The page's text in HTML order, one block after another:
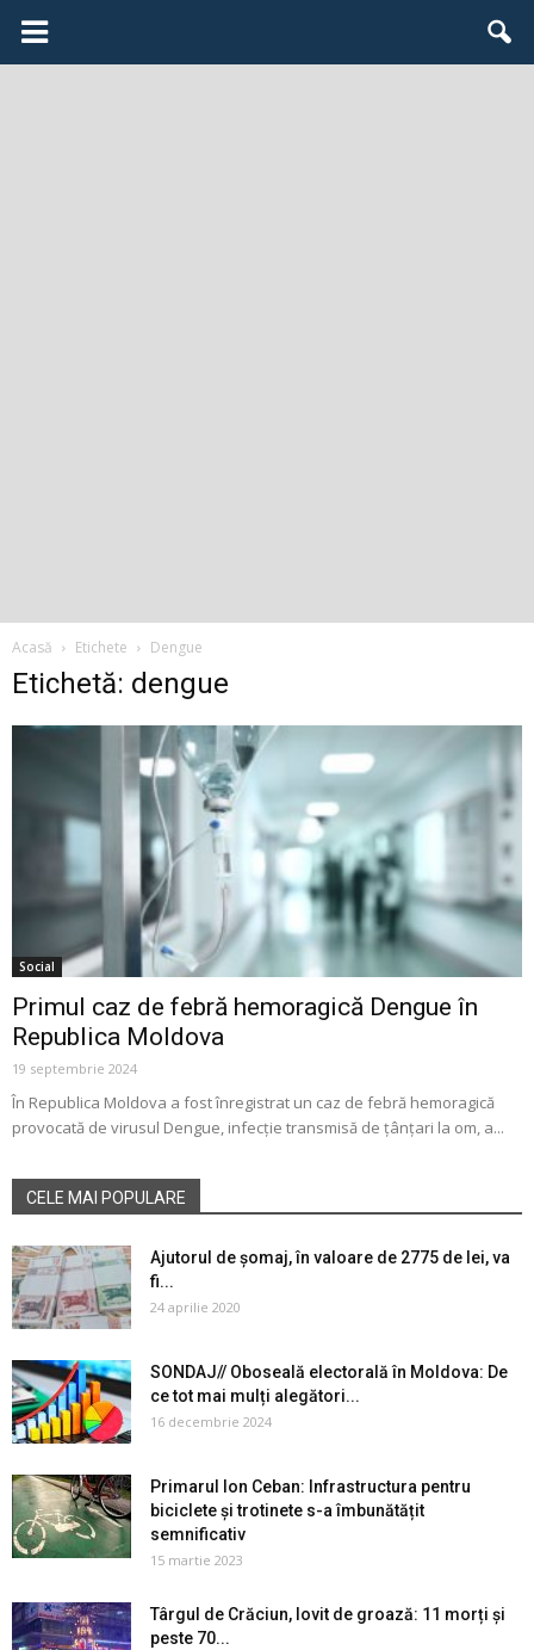
Acasă Etichete Dengue
Etichetă: dengue
Social
Primul caz de febră hemoragică Dengue în
Republica Moldova
19 septembrie 2024
În Republica Moldova a fost înregistrat un caz de febră hemoragică
provocată de virusul Dengue, infecție transmisă de țânțari la om, a...
CELE MAI POPULARE
Ajutorul de șomaj, în valoare de 2775 de lei, va
fi...
24 aprilie 2020
SONDAJ// Oboseală electorală în Moldova: De
ce tot mai mulți alegători...
16 decembrie 2024
Primarul Ion Ceban: Infrastructura pentru
biciclete și trotinete s-a îmbunătățit
semnificativ
15 martie 2023
Târgul de Crăciun, lovit de groază: 11 morți și
peste 70...